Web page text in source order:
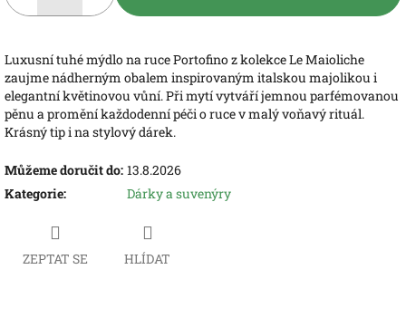
Luxusní tuhé mýdlo na ruce Portofino z kolekce Le Maioliche
zaujme nádherným obalem inspirovaným italskou majolikou i
elegantní květinovou vůní. Při mytí vytváří jemnou parfémovanou
pěnu a promění každodenní péči o ruce v malý voňavý rituál.
Krásný tip i na stylový dárek.
Můžeme doručit do: 13.8.2026
Kategorie: Dárky a suvenýry
ZEPTAT SE HLÍDAT